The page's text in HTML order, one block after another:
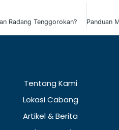
Radang Tenggorokan?
Tentang Kami
Lokasi Cabang
Artikel & Berita